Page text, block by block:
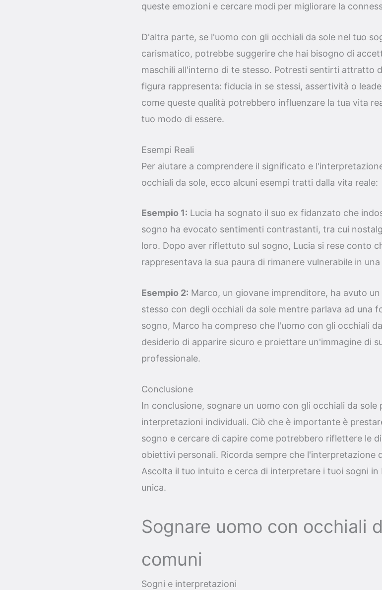
queste emozioni e cercare modi per migliorare la
D'altra parte, se l'uomo con gli occhiali da sole nel tuo
carismatico, potrebbe suggerire che hai bisogno di
maschili all'interno di te stesso. Potresti sentirti attratto
figura rappresenta: fiducia in se stessi, assertività o
come queste qualità potrebbero influenzare la tua vita
tuo modo di essere.
Esempi Reali
Per aiutare a comprendere il significato e
occhiali da sole, ecco alcuni esempi tratti dalla vita reale:
Esempio 1: Lucia ha sognato il suo ex fidanzato che
sogno ha evocato sentimenti contrastanti, tra cui
loro. Dopo aver riflettuto sul sogno, Lucia si rese conto
rappresentava la sua paura di rimanere vulnerabile in
Esempio 2: Marco, un giovane imprenditore, ha avuto
stesso con degli occhiali da sole mentre parlava ad una
sogno, Marco ha compreso che l'uomo con gli occhiali
desiderio di apparire sicuro e proiettare un'immagine di
professionale.
Conclusione
In conclusione, sognare un uomo con gli occhiali da
interpretazioni individuali. Ciò che è importante è
sogno e cercare di capire come potrebbero riflettere le
obiettivi personali. Ricorda sempre che l'interpretazione
Ascolta il tuo intuito e cerca di interpretare i tuoi sogni in
unica.
Sognare uomo con occhiali
comuni
Sogni e interpretazioni